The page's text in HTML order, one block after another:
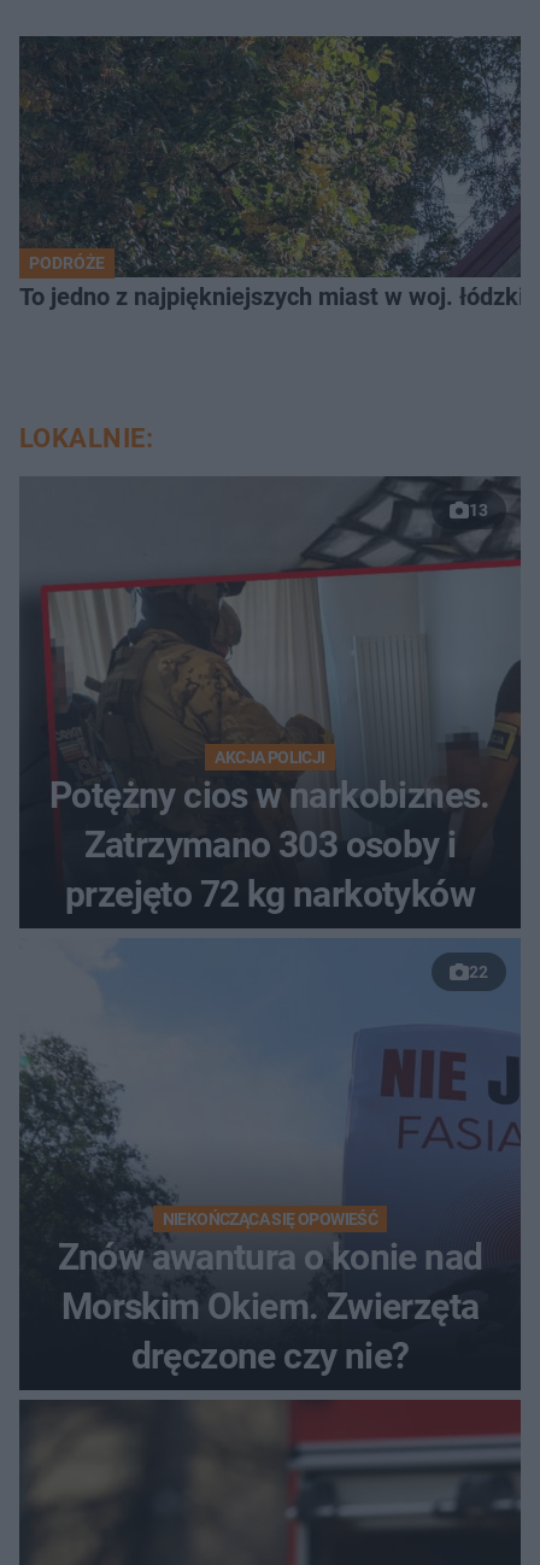
PODRÓŻE
To jedno z najpiękniejszych miast w woj.
LOKALNIE:
13
AKCJA POLICJI
Potężny cios w narkobiznes.
Zatrzymano 303 osoby i
przejęto 72 kg narkotyków
22
NIEKOŃCZĄCA SIĘ OPOWIEŚĆ
Znów awantura o konie nad
Morskim Okiem. Zwierzęta
dręczone czy nie?